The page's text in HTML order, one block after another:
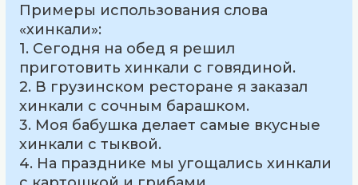
Примеры использования слова
«хинкали»:
1. Сегодня на обед я решил
приготовить хинкали с говядиной.
2. В грузинском ресторане я заказал
хинкали с сочным барашком.
3. Моя бабушка делает самые вкусные
хинкали с тыквой.
4. На празднике мы угощались хинкали